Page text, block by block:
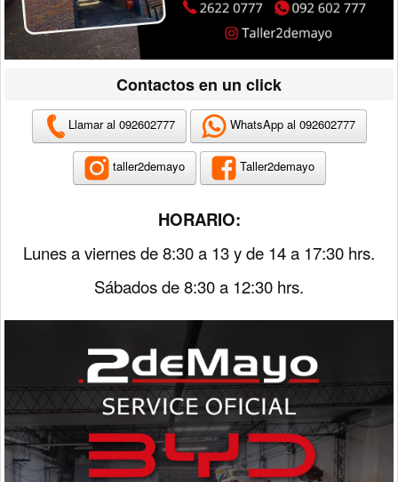
Contactos en un click
Llamar al 092602777 WhatsApp al 092602777
taller2demayo Taller2demayo
HORARIO:
Lunes a viernes de 8:30 a 13 y de 14 a 17:30 hrs.
Sábados de 8:30 a 12:30 hrs.